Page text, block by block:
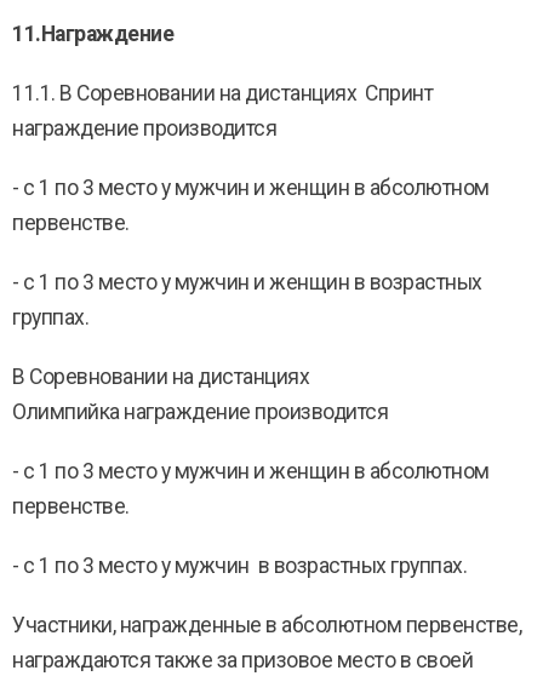
11.Награждение
11.1. В Соревновании на дистанциях Спринт
награждение производится
- с 1 по 3 место у мужчин и женщин в абсолютном
первенстве.
- с 1 по 3 место у мужчин и женщин в возрастных
группах.
В Соревновании на дистанциях
Олимпийка награждение производится
- с 1 по 3 место у мужчин и женщин в абсолютном
первенстве.
- с 1 по 3 место у мужчин в возрастных группах.
Участники, награжденные в абсолютном первенстве,
награждаются также за призовое место в своей